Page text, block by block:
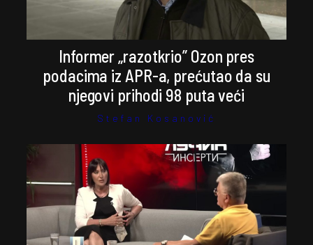
Informer „razotkrio” Ozon pres
podacima iz APR-a, prećutao da su
njegovi prihodi 98 puta veći
Stefan Kosanović